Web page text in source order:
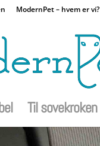
ModernPet – hvem er vi?
Til sovekroken